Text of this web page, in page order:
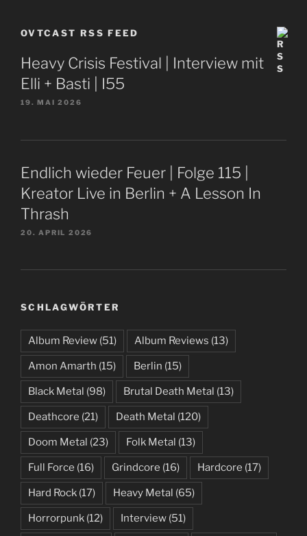
OVTCAST RSS FEED
Heavy Crisis Festival | Interview mit
Elli + Basti | I55
19. MAI 2026
Endlich wieder Feuer | Folge 115 |
Kreator Live in Berlin + A Lesson In
Thrash
20. APRIL 2026
SCHLAGWÖRTER
Album Review (51) Album Reviews (13)
Amon Amarth (15) Berlin (15)
Black Metal (98) Brutal Death Metal (13)
Deathcore (21) Death Metal (120)
Doom Metal (23) Folk Metal (13)
Full Force (16) Grindcore (16) Hardcore (17)
Hard Rock (17) Heavy Metal (65)
Horrorpunk (12) Interview (51)